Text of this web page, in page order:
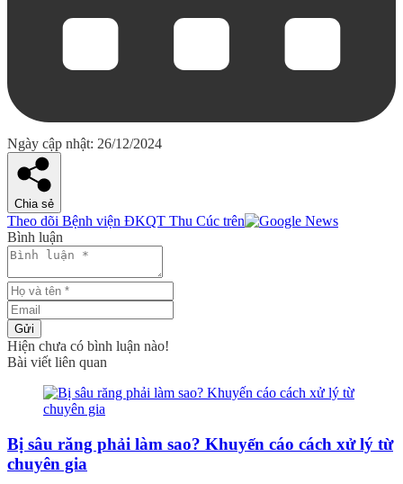
Ngày cập nhật: 26/12/2024
Chia sẻ
Theo dõi Bệnh viện ĐKQT Thu Cúc trên
Bình luận
Gửi
Hiện chưa có bình luận nào!
Bài viết liên quan
Bị sâu răng phải làm sao? Khuyến cáo cách xử lý từ
chuyên gia